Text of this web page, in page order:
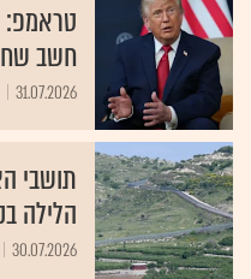
טראמפ:
חשב
31.07.2026
תושבי
הלילה
30.07.2026